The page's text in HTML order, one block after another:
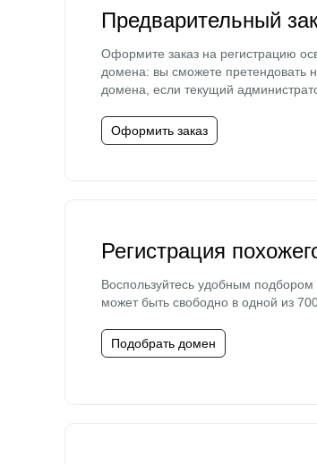
Предварительный
Оформите заказ на регистрацию
домена: вы сможете претендовать
домена, если текущий
Оформить заказ
Регистрация
Воспользуйтесь удобным
может быть свободно в одной из
Подобрать домен